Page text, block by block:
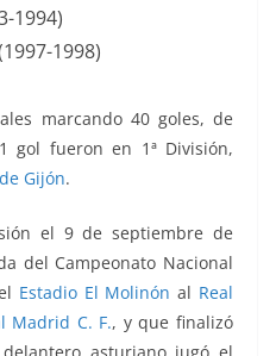
1994)
1998)
marcando 40 goles, de
gol fueron en 1ª División,
Gijón.
el 9 de septiembre de
del Campeonato Nacional
Estadio El Molinón al Real
Madrid C. F., y que finalizó